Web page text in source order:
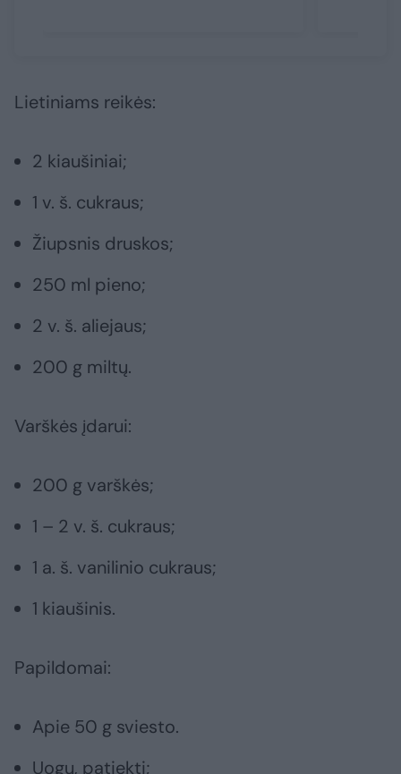
Lietiniams reikės:
2 kiaušiniai;
1 v. š. cukraus;
Žiupsnis druskos;
250 ml pieno;
2 v. š. aliejaus;
200 g miltų.
Varškės įdarui:
200 g varškės;
1 – 2 v. š. cukraus;
1 a. š. vanilinio cukraus;
1 kiaušinis.
Papildomai:
Apie 50 g sviesto.
Uogų, patiekti;